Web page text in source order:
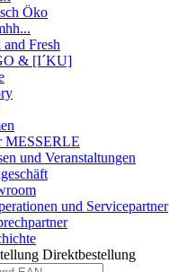
Öko
Fresh
& [I´KU]
MESSERLE
und Veranstaltungen
und Servicepartner
Direktbestellung